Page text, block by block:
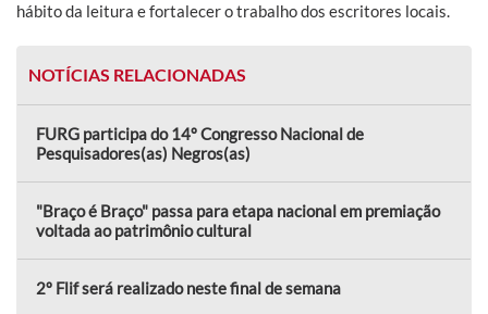
hábito da leitura e fortalecer o trabalho dos escritores locais.
NOTÍCIAS RELACIONADAS
FURG participa do 14º Congresso Nacional de
Pesquisadores(as) Negros(as)
"Braço é Braço" passa para etapa nacional em premiação
voltada ao patrimônio cultural
2º Flif será realizado neste final de semana